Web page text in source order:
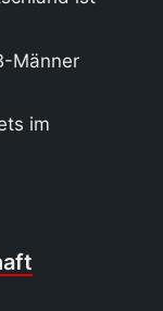
Männer
im